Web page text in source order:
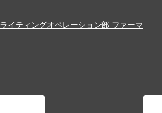
ライティングオペレーション部 ファーマ